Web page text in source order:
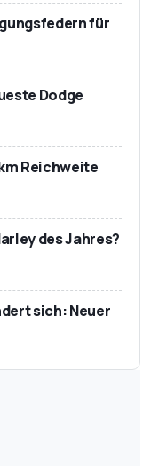
für
Dodge
Reichweite
des Jahres?
sich: Neuer